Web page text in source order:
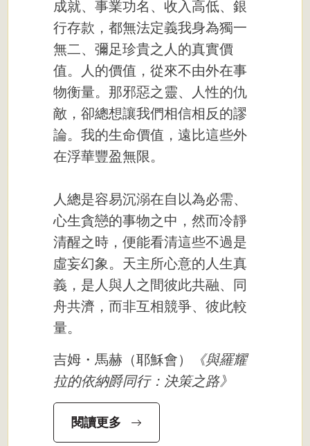
成就、事業功名、收入高低、銀
行存款，都無法定義我身為獨一
無二、彌足珍貴之人的真實價
值。人的價值，從來不由外在事
物衡量。那邪惡之靈、人性的仇
敵，卻總想讓我們相信相反的謬
論。我的生命價值，遠比這些外
在浮華豐盈無限。
人總是容易沉溺在自以為必需、
心生貪戀的事物之中，然而冷靜
清醒之時，便能看清這些不過是
虛妄幻象。天主所心意的人生真
義，是人與人之間彼此共融、同
舟共濟，而非互相競爭、彼此較
量。
吉姆・馬赫（耶穌會）
《與羅耀
拉的依納爵同行：決策之路》
閱讀更多